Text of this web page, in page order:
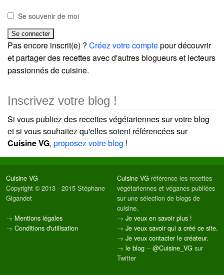
Se souvenir de moi
Pas encore inscrit(e) ? Créez votre comptepour découvrir
et partager des recettes avec d'autres blogueurs et lecteurs
passionnés de cuisine.
Inscrivez votre blog !
Si vous publiez des recettes végétariennes sur votre blog
et si vous souhaitez qu'elles soient référencées sur
Cuisine VG, proposez votre blog !
Cuisine VG
Copyright © 2013 - 2015 Stéphane
Gigandet
→ Mentions légales
→ Conditions d'utilisation
Cuisine VG référence les recettes
végétariennes et véganes publiées
sur une sélection de blogs de
cuisine.
→ Je veux en savoir plus !
→ Je veux savoir qui a créé ce site.
→ Je veux contacter le créateur.
→ le blog -- @Cuisine_VG sur
Twitter